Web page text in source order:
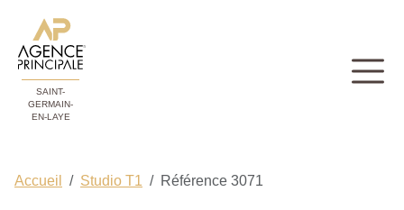
SAINT-
GERMAIN-
EN-LAYE
Accueil Studio T1 Référence 3071